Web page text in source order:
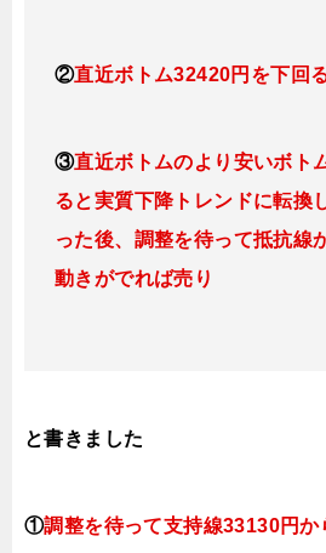
②直近ボトム32420円を下回
③直近ボトムのより安いボト
ると実質下降トレンドに転換
った後、調整を待って抵抗線
動きがでれば売り
と書きました
①調整を待って支持線33130円か